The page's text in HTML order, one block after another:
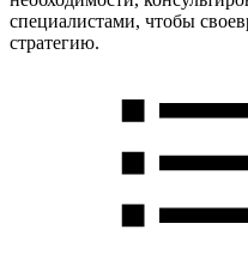
специалистами, чтобы
стратегию.